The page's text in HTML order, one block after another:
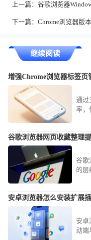
上一篇： 谷歌浏览器
下一篇： Chrome浏览器版
继续阅读
增强Chrome浏览器标签页
通过
率，
谷歌浏览器网页收藏整理
谷歌
的
密
安卓浏览器怎么安装扩展
安卓
动端